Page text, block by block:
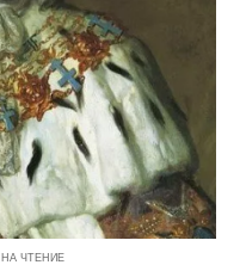
НА ЧТЕНИЕ